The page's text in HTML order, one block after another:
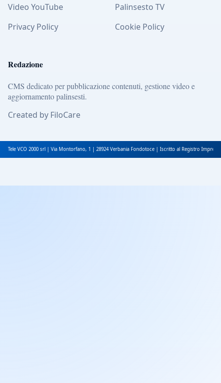
Video YouTube
Palinsesto TV
Privacy Policy
Cookie Policy
Redazione
CMS dedicato per pubblicazione contenuti, gestione video e
aggiornamento palinsesti.
Created by FiloCare
Tele VCO 2000 srl | Via Montorfano, 1 | 28924 Verbania Fondotoce | Iscritto al Registro Imprese